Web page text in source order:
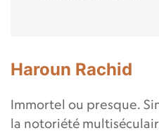
Haroun Rachid
Immortel ou presque.
la notoriété